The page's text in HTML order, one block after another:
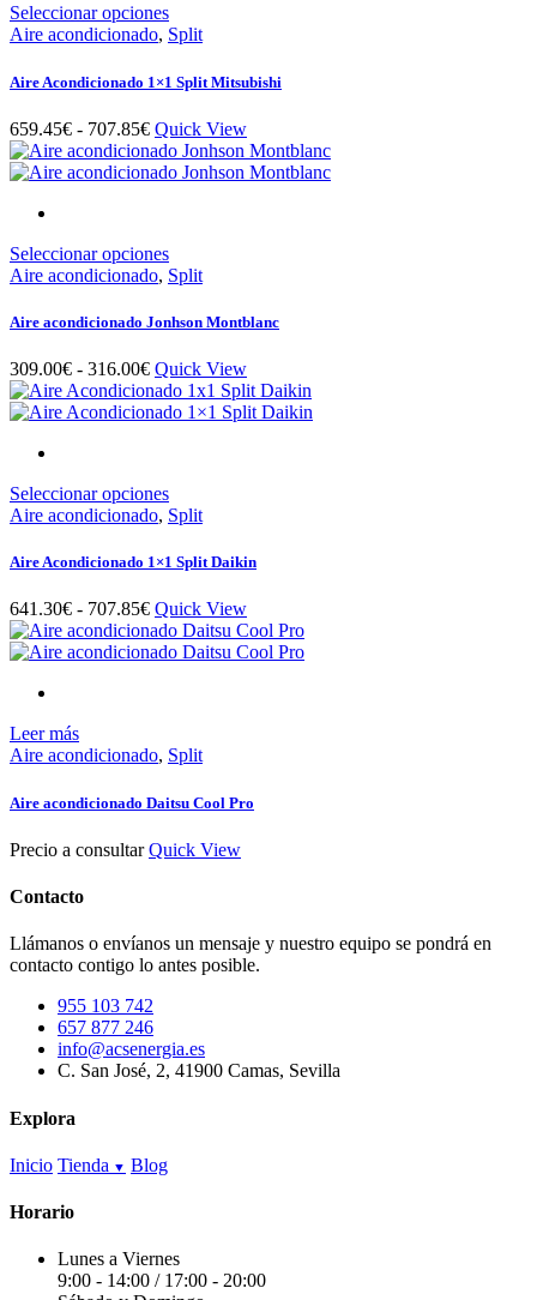
Seleccionar opcionesEste
producto
múltiples
variantes.
Las
opciones
se
pueden
la
página
de
producto
Aire acondicionado, Split
Aire Acondicionado 1×1 Split Mitsubishi
659.45€ - 707.85€Rango
de
precios:
707.85€
Quick View
Seleccionar opcionesEste
producto
múltiples
Las
opciones
se
pueden
la
página
producto
Aire acondicionado, Split
Aire acondicionado Jonhson Montblanc
309.00€ - 316.00€Rango
de
precios:
316.00€
Quick View
Seleccionar opcionesEste
producto
múltiples
Las
opciones
se
pueden
página
producto
Aire acondicionado, Split
Aire Acondicionado 1×1 Split Daikin
641.30€ - 707.85€Rango
de
precios:
Quick View
Leer más
Aire acondicionado, Split
Aire acondicionado Daitsu Cool Pro
Precio a consultar Quick View
Contacto
Llámanos o envíanos un mensaje y nuestro equipo se pondrá en
contacto contigo lo antes posible.
955 103 742
657 877 246
info@acsenergia.es
C. San José, 2, 41900 Camas, Sevilla
Explora
Inicio Tienda Blog
Horario
Lunes a Viernes
9:00 - 14:00 / 17:00 - 20:00